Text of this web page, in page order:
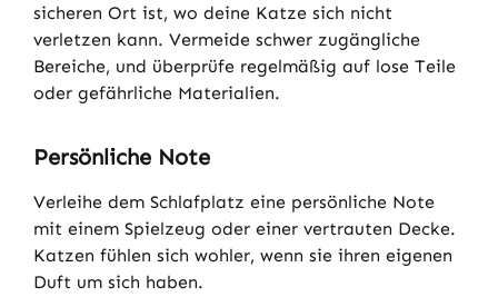
sicheren Ort ist, wo deine Katze sich nicht
verletzen kann. Vermeide schwer zugängliche
Bereiche, und überprüfe regelmäßig auf lose Teile
oder gefährliche Materialien.
Persönliche Note
Verleihe dem Schlafplatz eine persönliche Note
mit einem Spielzeug oder einer vertrauten Decke.
Katzen fühlen sich wohler, wenn sie ihren eigenen
Duft um sich haben.